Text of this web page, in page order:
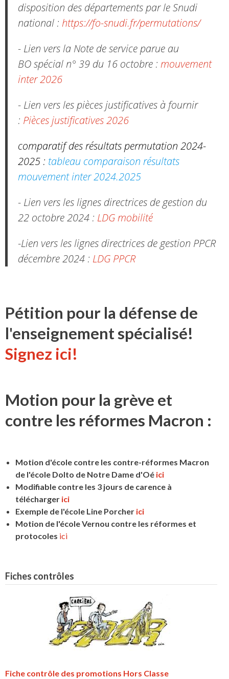
disposition des départements par le Snudi
national : https://fo-snudi.fr/permutations/
- Lien vers la Note de service parue au
BO spécial n° 39 du 16 octobre : mouvement
inter 2026
- Lien vers les pièces justificatives à fournir
: Pièces justificatives 2026
comparatif des résultats permutation 2024-
2025 : tableau comparaison résultats
mouvement inter 2024.2025
- Lien vers les lignes directrices de gestion du
22 octobre 2024 : LDG mobilité
-Lien vers les lignes directrices de gestion PPCR
décembre 2024 : LDG PPCR
Pétition pour la défense de
l'enseignement spécialisé!
Signez ici!
Motion pour la grève et
contre les réformes Macron :
Motion d'école contre les contre-réformes Macron
de l'école Dolto de Notre Dame d'Oé ici
Modifiable contre les 3 jours de carence à
télécharger ici
Exemple de l'école Line Porcher ici
Motion de l'école Vernou contre les réformes et
protocoles ici
Fiches contrôles
Fiche contrôle des promotions Hors Classe